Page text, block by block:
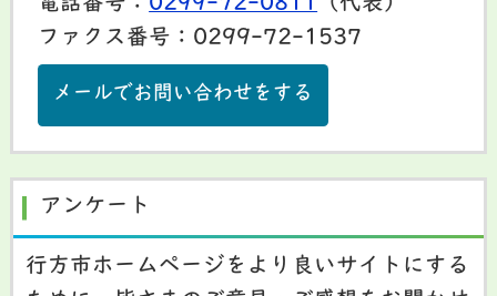
ファクス番号：0299-72-1537
メールでお問い合わせをする
アンケート
行方市ホームページをより良いサイトにする